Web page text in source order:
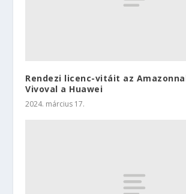
Rendezi licenc-vitáit az
Vivoval a Huawei
2024. március 17.